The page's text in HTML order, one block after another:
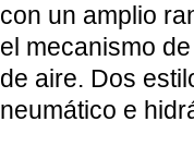
con un amplio
el mecanismo
de aire. Dos
neumático e